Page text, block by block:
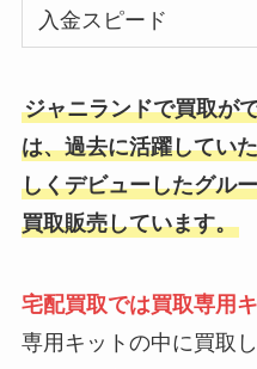
入金スピード
ジャニランドで買取が
は、過去に活躍してい
しくデビューしたグル
買取販売しています。
宅配買取では買取専用
専用キットの中に買取